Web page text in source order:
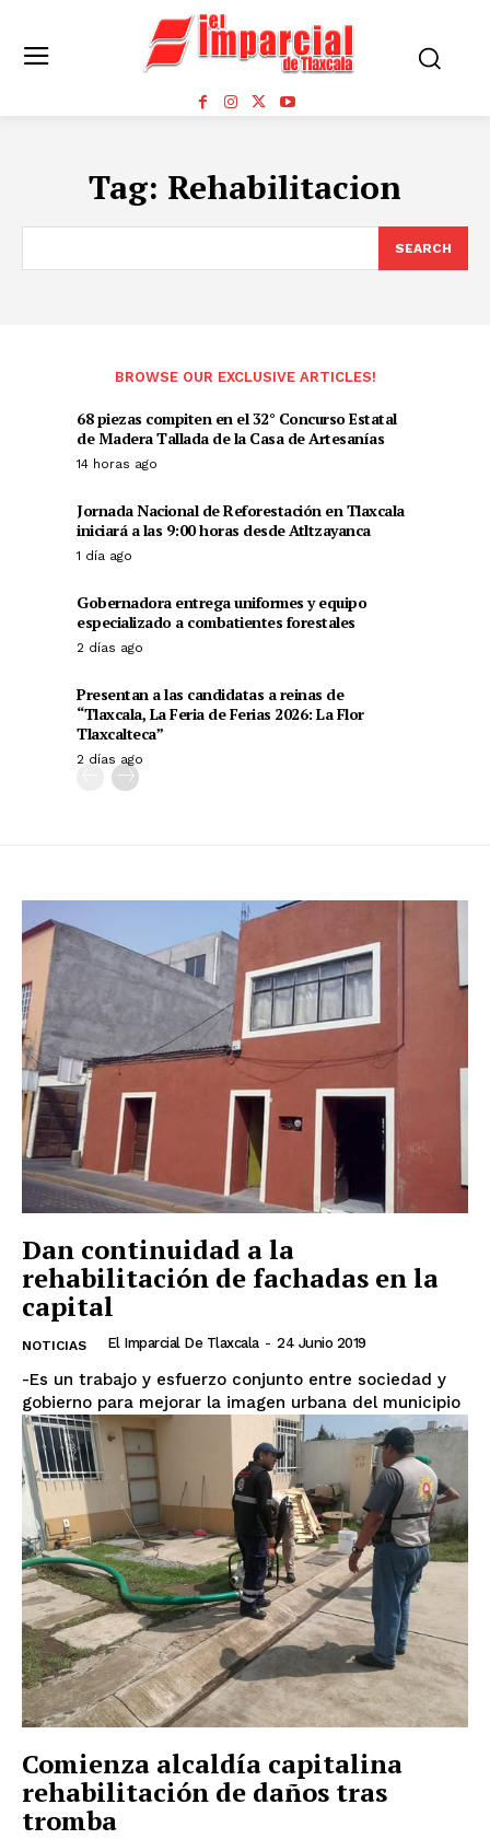
Tag: Rehabilitacion
SEARCH
BROWSE OUR EXCLUSIVE ARTICLES!
68 piezas compiten en el 32° Concurso Estatal
de Madera Tallada de la Casa de Artesanías
14 horas ago
Jornada Nacional de Reforestación en Tlaxcala
iniciará a las 9:00 horas desde Atltzayanca
1 día ago
Gobernadora entrega uniformes y equipo
especializado a combatientes forestales
2 días ago
Presentan a las candidatas a reinas de
“Tlaxcala, La Feria de Ferias 2026: La Flor
Tlaxcalteca”
2 días ago
Dan continuidad a la
rehabilitación de fachadas en la
capital
NOTICIAS El Imparcial De Tlaxcala - 24 Junio 2019
-Es un trabajo y esfuerzo conjunto entre sociedad y
gobierno para mejorar la imagen urbana del municipio
Comienza alcaldía capitalina
rehabilitación de daños tras
tromba